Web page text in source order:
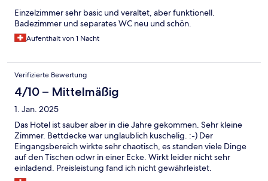
Einzelzimmer sehr basic und veraltet, aber funktionell.
Badezimmer und separates WC neu und schön.
Aufenthalt von 1 Nacht
Verifizierte Bewertung
4/10 – Mittelmäßig
1. Jan. 2025
Das Hotel ist sauber aber in die Jahre gekommen. Sehr kleine
Zimmer. Bettdecke war unglaublich kuschelig. :-) Der
Eingangsbereich wirkte sehr chaotisch, es standen viele Dinge
auf den Tischen odwr in einer Ecke. Wirkt leider nicht sehr
einladend. Preisleistung fand ich nicht gewährleistet.